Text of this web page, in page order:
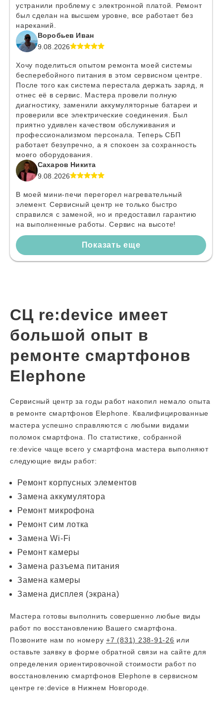
устранили проблему с электронной платой. Ремонт
был сделан на высшем уровне, все работает без
нареканий.
Воробьев Иван
9.08.2026
Хочу поделиться опытом ремонта моей системы
бесперебойного питания в этом сервисном центре.
После того как система перестала держать заряд, я
отнес её в сервис. Мастера провели полную
диагностику, заменили аккумуляторные батареи и
проверили все электрические соединения. Был
приятно удивлен качеством обслуживания и
профессионализмом персонала. Теперь СБП
работает безупречно, а я спокоен за сохранность
моего оборудования.
Сахаров Никита
9.08.2026
В моей мини-печи перегорел нагревательный
элемент. Сервисный центр не только быстро
справился с заменой, но и предоставил гарантию
на выполненные работы. Сервис на высоте!
Показать еще
СЦ re:device имеет
большой опыт в
ремонте смартфонов
Elephone
Сервисный центр за годы работ накопил немало опыта
в ремонте смартфонов Elephone. Квалифицированные
мастера успешно справляются с любыми видами
поломок смартфона. По статистике, собранной
re:device чаще всего у смартфона мастера выполняют
следующие виды работ:
Ремонт корпусных элементов
Замена аккумулятора
Ремонт микрофона
Ремонт сим лотка
Замена Wi-Fi
Ремонт камеры
Замена разъема питания
Замена камеры
Замена дисплея (экрана)
Мастера готовы выполнить совершенно любые виды
работ по восстановлению Вашего смартфона.
Позвоните нам по номеру +7 (831) 238-91-26 или
оставьте заявку в форме обратной связи на сайте для
определения ориентировочной стоимости работ по
восстановлению смартфонов Elephone в сервисном
центре re:device в Нижнем Новгороде.